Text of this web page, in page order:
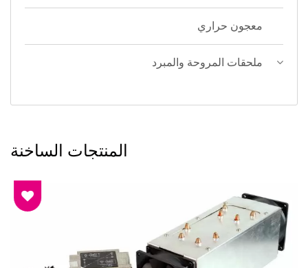
معجون حراري
ملحقات المروحة والمبرد
المنتجات الساخنة